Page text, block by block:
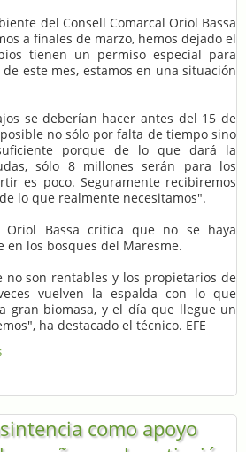
del Consell Comarcal Oriol Bassa
a finales de marzo, hemos dejado el
tienen un permiso especial para
este mes, estamos en una situación
se deberían hacer antes del 15 de
no sólo por falta de tiempo sino
porque de lo que dará la
sólo 8 millones serán para los
es poco. Seguramente recibiremos
lo que realmente necesitamos".
Oriol Bassa critica que no se haya
los bosques del Maresme.
no son rentables y los propietarios de
vuelven la espalda con lo que
gran biomasa, y el día que llegue un
ha destacado el técnico. EFE
como apoyo